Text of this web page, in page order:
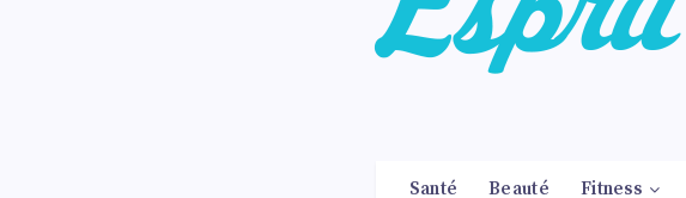
Santé Beauté Fitness